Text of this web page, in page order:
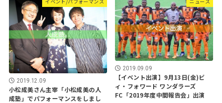
2019.12.09
小松成美さん主宰「小松成美の人
成塾」でパフォーマンスをしまし
2019.09.09
【イベント出演】9月13日(金)ビ
ィ・フォワード ワンダラーズ
FC「2019年度中間報告会」出演